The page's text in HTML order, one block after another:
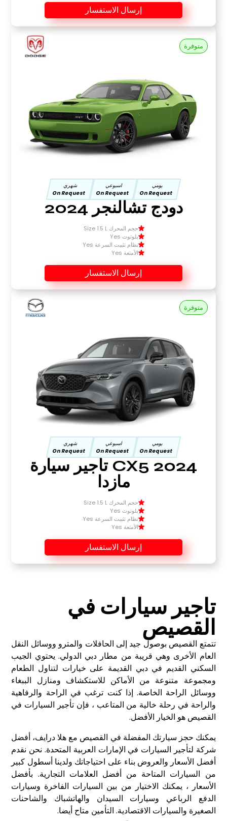
إرسال الاستفسار
متوفرة
يومي
On Request
اسبوعي
On Request
شهري
On Request
دودج تشالنجر 2024
حجم المحرك Size 1.5 L
بلوتوث Yes
نظام تثبيت السرعة Yes
الأمتعة Yes
إرسال الاستفسار
متوفرة
يومي
On Request
اسبوعي
On Request
شهري
On Request
CX5 2024 تأجير سيارة
مازدا
حجم المحرك Size 1.5 L
بلوتوث Yes
نظام تثبيت السرعة Yes
الأمتعة Yes
إرسال الاستفسار
تاجير سيارات في
القصيص
تتمتع القصيص بوصول جيد إلى الحافلات والمترو ووسائل النقل
العام الأخرى وهي قريبة من مطار دبي الدولي. يحتوي الجيب
السكني القديم في دبي القديمة على خيارات لتناول الطعام
ومجموعة متنوعة من الأماكن للاستكشاف ومنازل الببغاء
ووسائل الراحة الخاصة. إذا كنت ترغب في الراحة والرفاهية
والراحة في رحلة خالية من المتاعب ، فإن تأجير السيارات في
القصيص هو الخيار الأفضل.
يمكنك حجز سيارتك المفضلة في القصيص مع هلا درايف، أفضل
شركة لتأجير السيارات في الإمارات العربية المتحدة. نحن نقدم
أفضل الأسعار والعروض بناء على احتياجاتك ولدينا أسطول كبير
من السيارات المتاحة من أفضل العلامات التجارية. بأفضل
الأسعار ، يمكنك الاختيار من بين السيارات الفاخرة وسيارات
الدفع الرباعي وسيارات السيدان والهاتشباك والشاحنات
الصغيرة والسيارات الاقتصادية. التأمين متاح أيضا.